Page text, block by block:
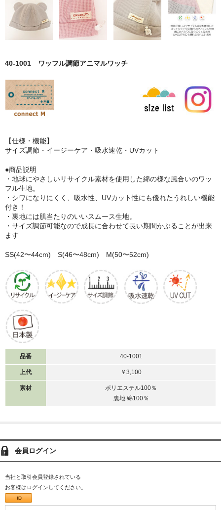
40-1001 ワッフル調節アニマルワッチ
【仕様・機能】
サイズ調節・イージーケア・吸水速乾・UVカット
●商品説明
・地球にやさしいリサイクル素材を使用した綿の様な風合いのワッ
フル生地。
・シワになりにくく、吸水性、UVカット性にも優れたうれしい機能
付き！
・裏地には肌当たりのいいスムース生地。
・サイズ調節可能なので成長に合わせて長い期間かぶることが出来
ます
SS(42〜44cm) S(46〜48cm) M(50〜52cm)
品番 40-1001
上代 ￥3,100
素材
ポリエステル100％
裏地 綿100％
会員ログイン
当社と取引会員登録されている
お客様はログインしてください。